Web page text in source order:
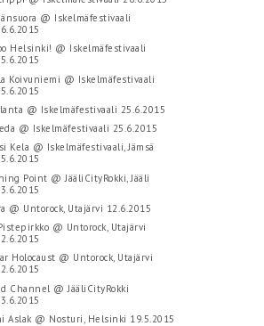
@ Iskelmäfestivaali
Helsinki! @ Iskelmäfestivaali
Koivuniemi @ Iskelmäfestivaali
@ Iskelmäfestivaali 25.6.2015
@ Iskelmäfestivaali 25.6.2015
Kela @ Iskelmäfestivaali, Jämsä
Point @ JääliCityRokki, Jääli
@ Untorock, Utajärvi 12.6.2015
@ Untorock, Utajärvi
Holocaust @ Untorock, Utajärvi
Channel @ JääliCityRokki
Aslak @ Nosturi, Helsinki 19.5.2015